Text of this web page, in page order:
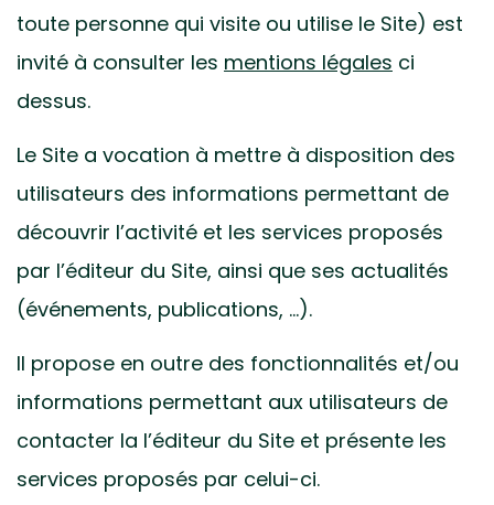
toute personne qui visite ou utilise le Site) est
invité à consulter les mentions légales ci
dessus.
Le Site a vocation à mettre à disposition des
utilisateurs des informations permettant de
découvrir l’activité et les services proposés
par l’éditeur du Site, ainsi que ses actualités
(événements, publications, …).
Il propose en outre des fonctionnalités et/ou
informations permettant aux utilisateurs de
contacter la l’éditeur du Site et présente les
services proposés par celui-ci.